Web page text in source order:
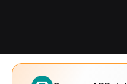
Slide 1 of 1